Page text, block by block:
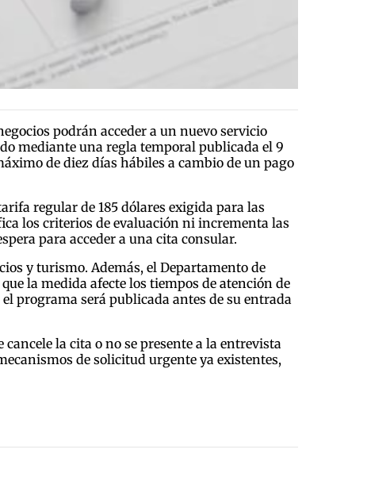
podrán acceder a un nuevo servicio
mediante una regla temporal publicada el 9
de diez días hábiles a cambio de un pago
regular de 185 dólares exigida para las
los criterios de evaluación ni incrementa las
para acceder a una cita consular.
y turismo. Además, el Departamento de
la medida afecte los tiempos de atención de
programa será publicada antes de su entrada
la cita o no se presente a la entrevista
de solicitud urgente ya existentes,